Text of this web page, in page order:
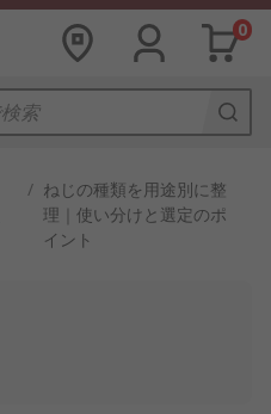
0
/ ねじの種類を用途別に整
理｜使い分けと選定のポ
イント